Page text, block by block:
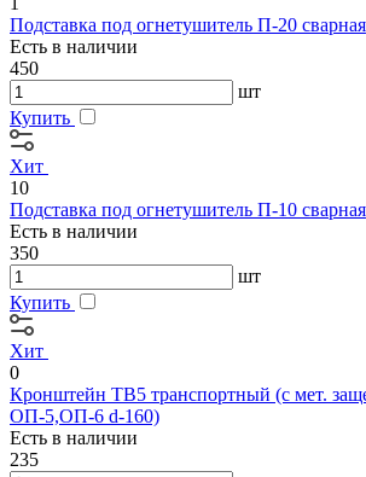
Подставка под огнетушитель П-20 сварная
Есть в наличии
450
шт
Купить
Хит
10
Подставка под огнетушитель П-10 сварная
Есть в наличии
350
шт
Купить
Хит
0
Кронштейн ТВ5 транспортный (с мет.
ОП-5,ОП-6 d-160)
Есть в наличии
235